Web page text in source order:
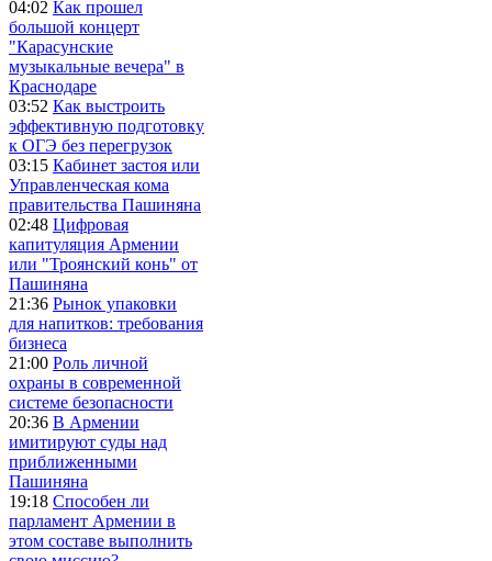
04:02 Как прошел
большой концерт
"Карасунские
музыкальные вечера" в
Краснодаре
03:52 Как выстроить
эффективную подготовку
к ОГЭ без перегрузок
03:15 Кабинет застоя или
Управленческая кома
правительства Пашиняна
02:48 Цифровая
капитуляция Армении
или "Троянский конь" от
Пашиняна
21:36 Рынок упаковки
для напитков: требования
бизнеса
21:00 Роль личной
охраны в современной
системе безопасности
20:36 В Армении
имитируют суды над
приближенными
Пашиняна
19:18 Способен ли
парламент Армении в
этом составе выполнить